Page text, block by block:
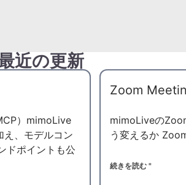
近の更新
）mimoLive
え、モデルコン
ドポイントも公
Zoom
mimoLiveの
う変えるか
続きを読む "